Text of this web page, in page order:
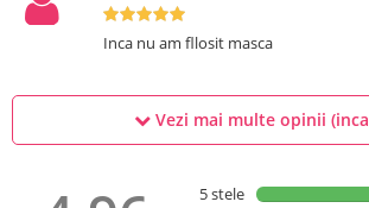
Inca nu am fllosit masca
Vezi mai multe opinii (inca
5 stele